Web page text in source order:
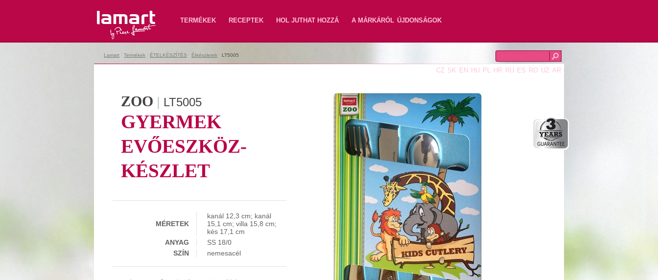
Lamart TERMÉKEK RECEPTEK HOL JUTHAT HOZZÁ A MÁRKÁRÓL ÚJDONSÁGOK
CZ SK EN HU PL HR RU ES RO UZ AR
Lamart Termékek ÉTELKÉSZÍTÉS Étkészletek LT5005
ZOO | LT5005
GYERMEK
EVŐESZKÖZ-
KÉSZLET
MÉRETEK
kanál 12,3 cm; kanál
15,1 cm; villa 15,8 cm;
kés 17,1 cm
ANYAG
SS 18/0
SZÍN
nemesacél